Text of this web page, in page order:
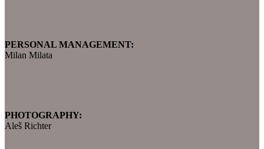
PERSONAL MANAGEMENT:
Milan Milata
PHOTOGRAPHY:
Aleš Richter